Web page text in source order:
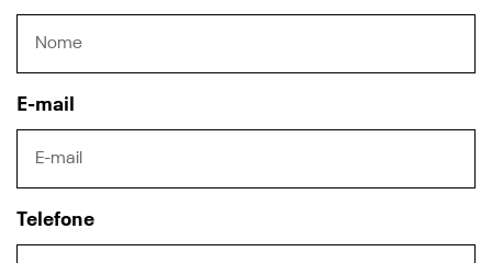
E-mail
Telefone